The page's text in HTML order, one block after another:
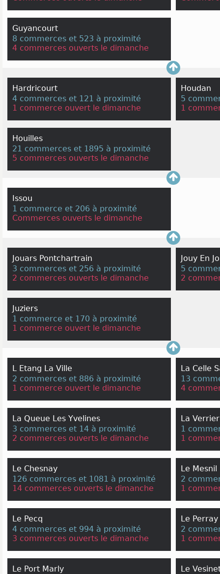
Guyancourt
8 commerces et 523 à proximité
4 commerces ouverts le dimanche
Hardricourt
4 commerces et 121 à proximité
1 commerce ouvert le dimanche
Houdan
5
1
Houilles
21 commerces et 1895 à proximité
5 commerces ouverts le dimanche
Issou
1 commerce et 206 à proximité
Commerces ouverts le dimanche
Jouars Pontchartrain
3 commerces et 256 à proximité
2 commerces ouverts le dimanche
Jouy En
5
2
Juziers
1 commerce et 170 à proximité
1 commerce ouvert le dimanche
L Etang La Ville
2 commerces et 886 à proximité
1 commerce ouvert le dimanche
La Celle
13
4
La Queue Les Yvelines
3 commerces et 14 à proximité
2 commerces ouverts le dimanche
La
1
1
Le Chesnay
126 commerces et 1081 à proximité
14 commerces ouverts le dimanche
Le Mesnil
2
1
Le Pecq
4 commerces et 994 à proximité
3 commerces ouverts le dimanche
Le
2
1
Le Port Marly
Le